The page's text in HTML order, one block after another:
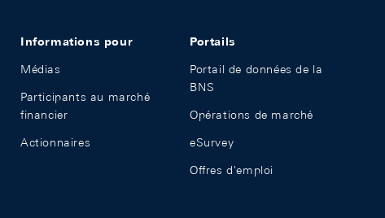
Informations pour
Médias
Participants au marché
financier
Actionnaires
Portails
Portail de données de la
BNS
Opérations de marché
eSurvey
Offres d'emploi